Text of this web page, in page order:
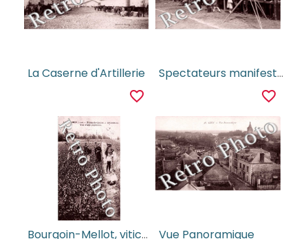
La Caserne d'Artillerie
favorite_border
Spectateurs manifestation sportive, appareil Photo
favorite_border
Bourgoin-Mellot, viticulteur, vue d'une pepiniere Vue Panoramique